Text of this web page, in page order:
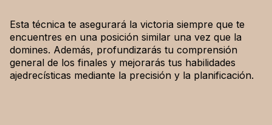
Esta técnica te asegurará la victoria siempre que te
encuentres en una posición similar una vez que la
domines. Además, profundizarás tu comprensión
general de los finales y mejorarás tus habilidades
ajedrecísticas mediante la precisión y la planificación.